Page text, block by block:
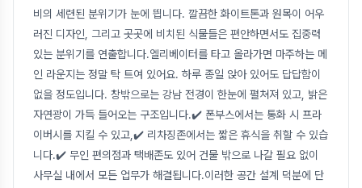
비의 세련된 분위기가 눈에 띕니다. 깔끔한 화이트톤과 원목이 어우
러진 디자인, 그리고 곳곳에 비치된 식물들은 편안하면서도 집중력
있는 분위기를 연출합니다.엘리베이터를 타고 올라가면 마주하는 메
인 라운지는 정말 탁 트여 있어요. 하루 종일 앉아 있어도 답답함이
없을 정도입니다. 창밖으로는 강남 전경이 한눈에 펼쳐져 있고, 밝은
자연광이 가득 들어오는 구조입니다.✔️ 폰부스에서는 통화 시 프라
이버시를 지킬 수 있고,✔️ 리차징존에서는 짧은 휴식을 취할 수 있습
니다.✔️ 무인 편의점과 택배존도 있어 건물 밖으로 나갈 필요 없이
사무실 내에서 모든 업무가 해결됩니다.이러한 공간 설계 덕분에 단